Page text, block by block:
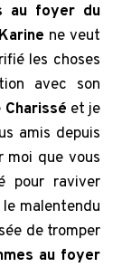
au foyer du
Karine ne veut
les choses
avec son
Charissé et je
amis depuis
moi que vous
pour raviver
le malentendu
de tromper
au foyer